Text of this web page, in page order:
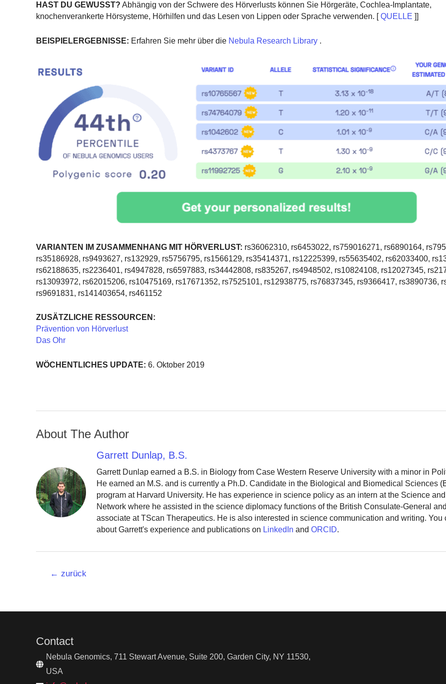
HAST DU GEWUSST? Abhängig von der Schwere des Hörverlusts können Sie Hörgeräte, Cochlea-Implantate,
knochenverankerte Hörsysteme, Hörhilfen und das Lesen von Lippen oder Sprache verwenden. [QUELLE ]]
BEISPIELERGEBNISSE: Erfahren Sie mehr über die Nebula Research Library .
VARIANTEN IM ZUSAMMENHANG MIT HÖRVERLUST: rs36062310, rs6453022, rs759016271, rs6890164,
rs35186928, rs9493627, rs132929, rs5756795, rs1566129, rs35414371, rs12225399, rs55635402, rs62033400,
rs62188635, rs2236401, rs4947828, rs6597883, rs34442808, rs835267, rs4948502, rs10824108, rs12027345,
rs13093972, rs62015206, rs10475169, rs17671352, rs7525101, rs12938775, rs76837345, rs9366417, rs3890736,
rs9691831, rs141403654, rs461152
ZUSÄTZLICHE RESSOURCEN:
Prävention von Hörverlust
Das Ohr
WÖCHENTLICHES UPDATE: 6. Oktober 2019
About The Author
Garrett Dunlap, B.S.
Garrett Dunlap earned a B.S. in Biology from Case Western Reserve University with a minor in
He earned an M.S. and is currently a Ph.D. Candidate in the Biological and Biomedical Sciences
program at Harvard University. He has experience in science policy as an intern at the Science
Network where he assisted in the science diplomacy functions of the British Consulate-General
associate at TScan Therapeutics. He is also interested in science communication and writing. You
about Garrett's experience and publications on LinkedIn andORCID.
Beitrags-
← zurück
Contact
Nebula Genomics, 711 Stewart Avenue, Suite 200, Garden City, NY 11530,
USA